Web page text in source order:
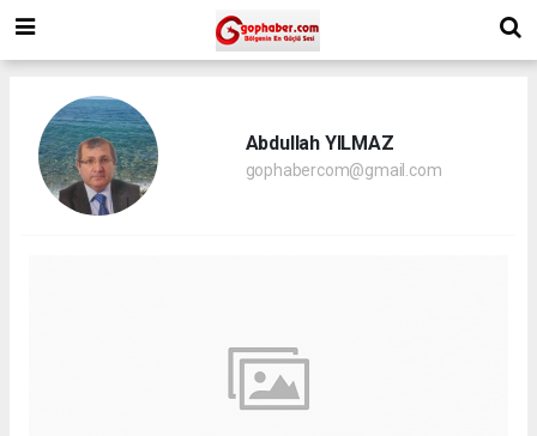
Abdullah YILMAZ
gophabercom@gmail.com